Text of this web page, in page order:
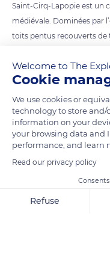
Saint-Cirq-Lapopie est un
médiévale. Dominées par
toits pentus recouverts de
READ MORE
Welcome to The
Cookie
We use cookies or
technology to store and/
information on your
your browsing data and
performance, and learn
Read our privacy policy
Refuse